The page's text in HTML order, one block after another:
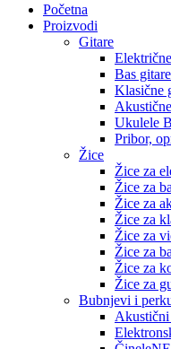
Početna
Proizvodi
Gitare
Bas gitare
Klasične
Ukulele
Pribor,
Žice
Žice za
Žice za
Žice za
Žice za
Žice za
Žice za
Žice za
Žice za
Bubnjevi i